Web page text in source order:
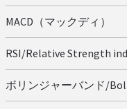
MACD（マックディ）
RSI/Relative Strength
ボリンジャーバンド/